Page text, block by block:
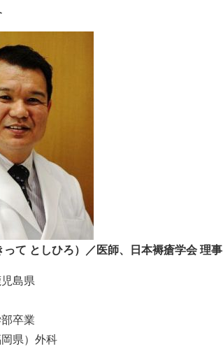
って としひろ）／医師、日本褥瘡学会 理事
島県
卒業
県）外科